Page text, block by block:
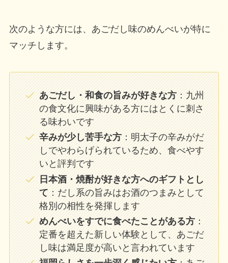
次のような方には、あごだし味のめんべいが特に
マッチします。
あごだし・和食の旨みが好きな方 ：九州
の食文化に興味がある方にはとくに刺さ
る味わいです
辛みが少し苦手な方 ：明太子の辛みがだ
しでやわらげられているため、食べやす
いと評判です
日本酒・焼酎が好きな方へのギフトとし
て ：だし系の旨みはお酒のつまみとして
格別の相性を発揮します
めんべいをすでに食べたことがある方 ：
定番を超えた新しい体験として、あごだ
し味は満足度が高いと言われています